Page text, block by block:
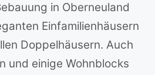
in Oberneuland
Einfamilienhäusern
Doppelhäusern. Auch
und einige Wohnblocks